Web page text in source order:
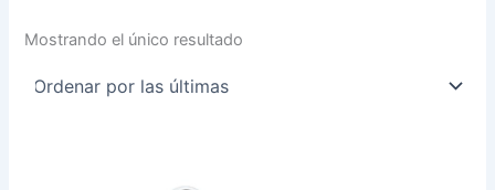
Mostrando el único resultado